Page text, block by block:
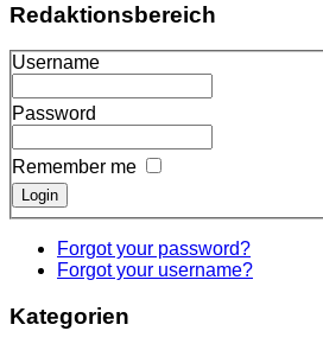
Redaktionsbereich
Username
Password
Remember me
Forgot your password?
Forgot your username?
Kategorien